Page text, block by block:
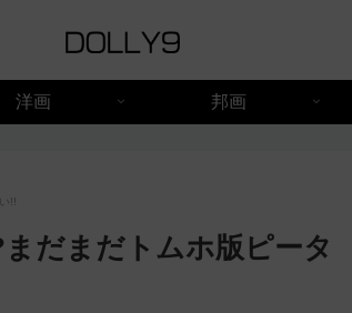
洋画 邦画
!!
だまだトムホ版ピータ